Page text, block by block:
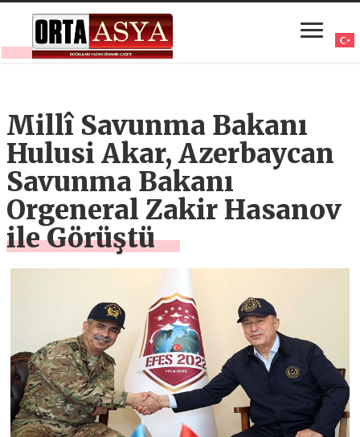
Millî Savunma Bakanı
Hulusi Akar, Azerbaycan
Savunma Bakanı
Orgeneral Zakir Hasanov
ile Görüştü